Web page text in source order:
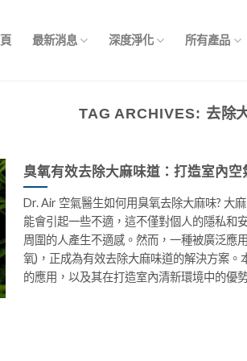
最新消息 深度淨化 所有產品
TAG ARCHIVES: 去除
臭氧有效去除大麻味道：打造室內空
Dr. Air 空氣醫生如何用臭氧去除大麻味? 大
能會引起一些不適，這不僅對個人的隱私和
周圍的人產生不適感。然而，一種被廣泛應
氧)，正成為有效去除大麻味道的解決方案。
的應用，以及其在打造室內清新環境中的優